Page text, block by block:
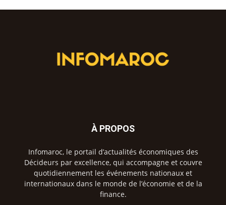
À PROPOS
Infomaroc, le portail d’actualités économiques des
Décideurs par excellence, qui accompagne et couvre
quotidiennement les événements nationaux et
internationaux dans le monde de l’économie et de la
finance.